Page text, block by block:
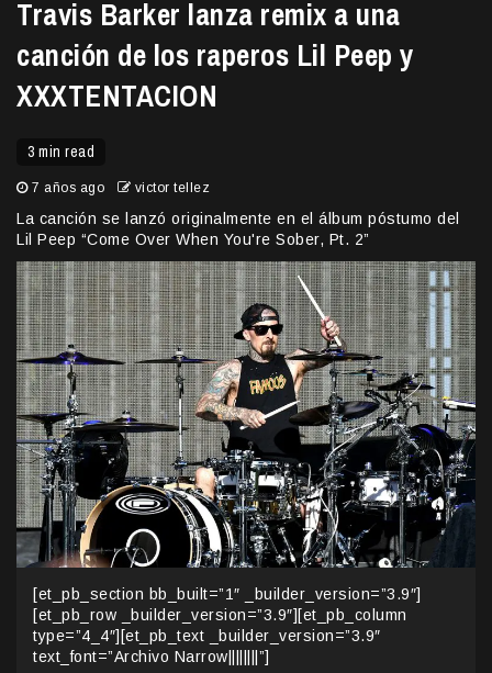
Travis Barker lanza remix a una
canción de los raperos Lil Peep y
XXXTENTACION
3 min read
7 años ago victor tellez
La canción se lanzó originalmente en el álbum póstumo del
Lil Peep “Come Over When You're Sober, Pt. 2”
[et_pb_section bb_built=”1″ _builder_version=”3.9″]
[et_pb_row _builder_version=”3.9″][et_pb_column
type=”4_4″][et_pb_text _builder_version=”3.9″
text_font=”Archivo Narrow||||||||”]